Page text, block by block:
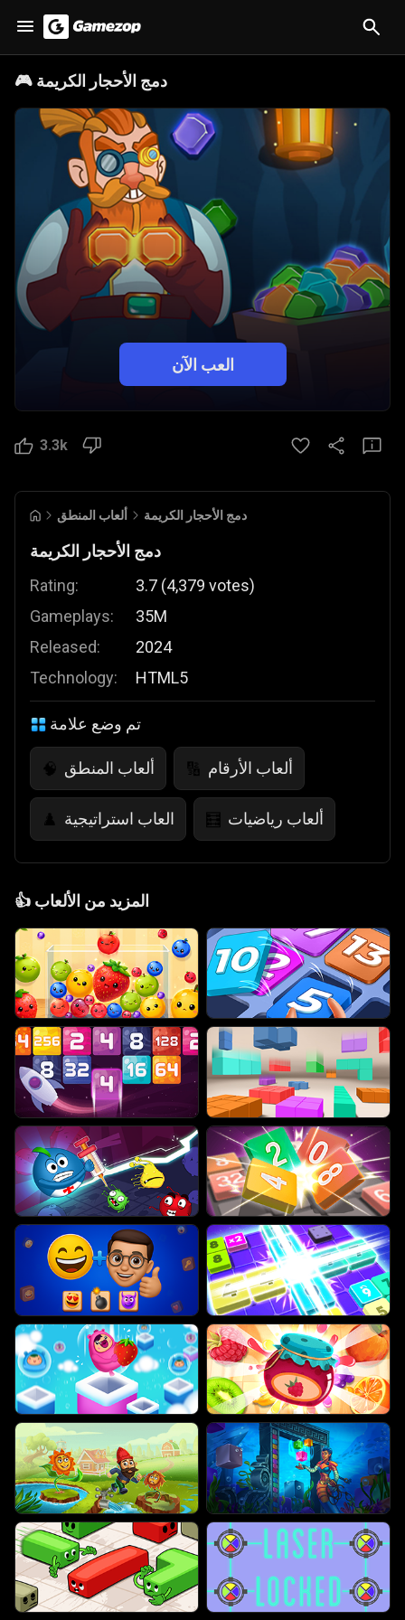
🎮 دمج الأحجار الكريمة
العب الآن
3.3k
ألعاب المنطق دمج الأحجار الكريمة
دمج الأحجار الكريمة
Rating:
Gameplays:
Released:
Technology:
3.7 (4,379 votes)
35M
2024
HTML5
تم وضع علامة
🧠 ألعاب المنطق 🔢 ألعاب الأرقام
♟️ العاب استراتيجية 🧮 ألعاب رياضيات
👍 المزيد من الألعاب